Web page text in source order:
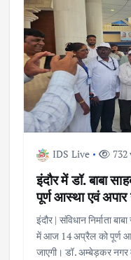
IDS Live
इंदौर में डॉ. बाबा
पूर्ण आस्था एवं
इंदौर | संविधान निर्माता
में आज 14 अप्रैल को पूर्ण
जाएगी। डॉ. अम्बेड़कर